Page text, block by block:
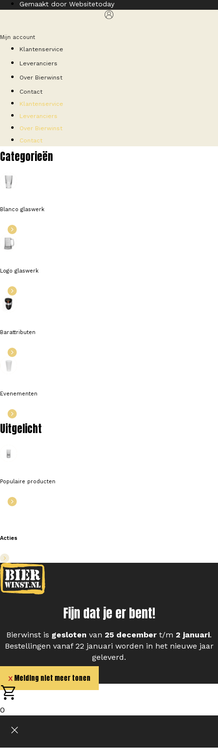
Gemaakt door Websitetoday
Mijn account
Klantenservice
Leveranciers
Over Bierwinst
Contact
Klantenservice
Leveranciers
Over Bierwinst
Contact
Categorieën
Blanco glaswerk
Logo glaswerk
Barattributen
Evenementen
Uitgelicht
Populaire producten
%
Acties
Fijn dat je er bent!
Bierwinst is gesloten van 25 december t/m 2 januari.
Bestellingen vanaf 22 januari worden in het nieuwe jaar
geleverd.
Melding niet meer tonen
0